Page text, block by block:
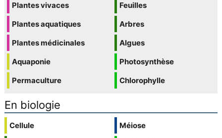
Plantes vivaces
Plantes aquatiques
Plantes médicinales
Aquaponie
Permaculture
Feuilles
Arbres
Algues
Photosynthèse
Chlorophylle
En biologie
Cellule
Méiose